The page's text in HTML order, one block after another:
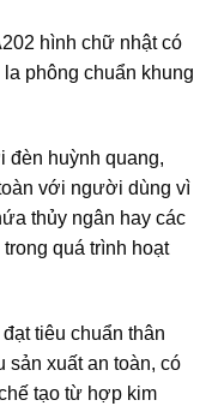
hình chữ nhật có
phông chuẩn khung
đèn huỳnh quang,
với người dùng vì
thủy ngân hay các
quá trình hoạt
đạt tiêu chuẩn thân
xuất an toàn, có
tạo từ hợp kim